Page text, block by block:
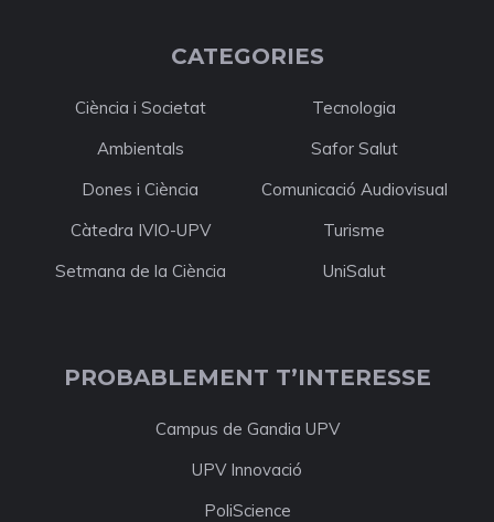
CATEGORIES
Ciència i Societat
Tecnologia
Ambientals
Safor Salut
Dones i Ciència
Comunicació Audiovisual
Càtedra IVIO-UPV
Turisme
Setmana de la Ciència
UniSalut
PROBABLEMENT T’INTERESSE
Campus de Gandia UPV
UPV Innovació
PoliScience